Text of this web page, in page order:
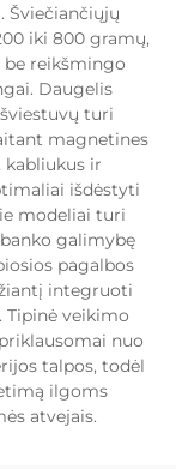
Šviečiančiųjų
iki 800 gramų,
reikšmingo
Daugelis
turi
magnetines
kabliukus ir
išdėstyti
modeliai turi
galimybę
pagalbos
integruoti
Tipinė veikimo
nuo
talpos, todėl
ilgoms
atvejais.